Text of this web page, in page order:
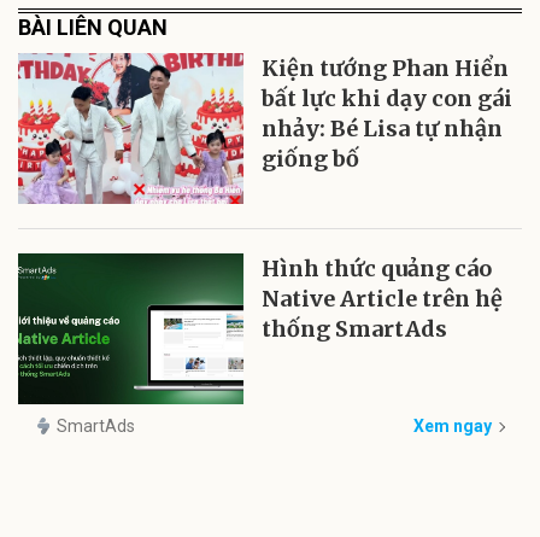
BÀI LIÊN QUAN
Kiện tướng Phan Hiển
bất lực khi dạy con gái
nhảy: Bé Lisa tự nhận
giống bố
Hình thức quảng cáo
Native Article trên hệ
thống SmartAds
SmartAds Xem ngay